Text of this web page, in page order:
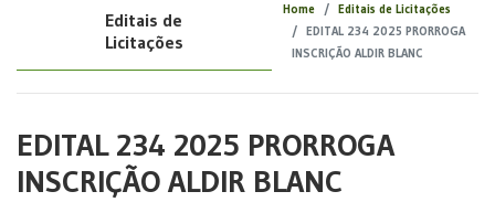
Editais de
Licitações
Home
Editais de Licitações
EDITAL 234 2025 PRORROGA
INSCRIÇÃO ALDIR BLANC
EDITAL 234 2025 PRORROGA
INSCRIÇÃO ALDIR BLANC